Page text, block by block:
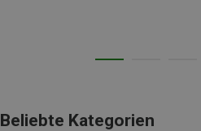
Beliebte Kategorien